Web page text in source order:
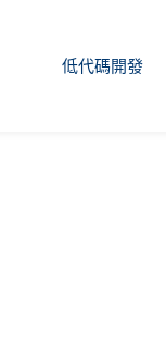
低代碼開發